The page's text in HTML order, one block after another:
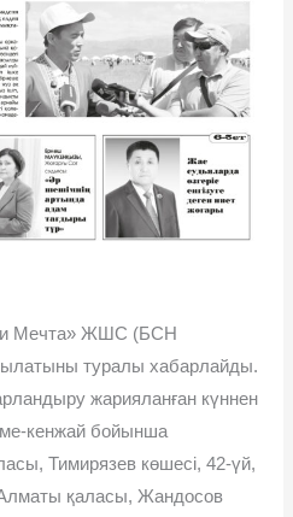
Мечта» ЖШС (БСН
туралы хабарлайды.
жарияланған күннен
ме-кенжай бойынша
Тимирязев көшесі, 42-үй,
Алматы қаласы, Жандосов